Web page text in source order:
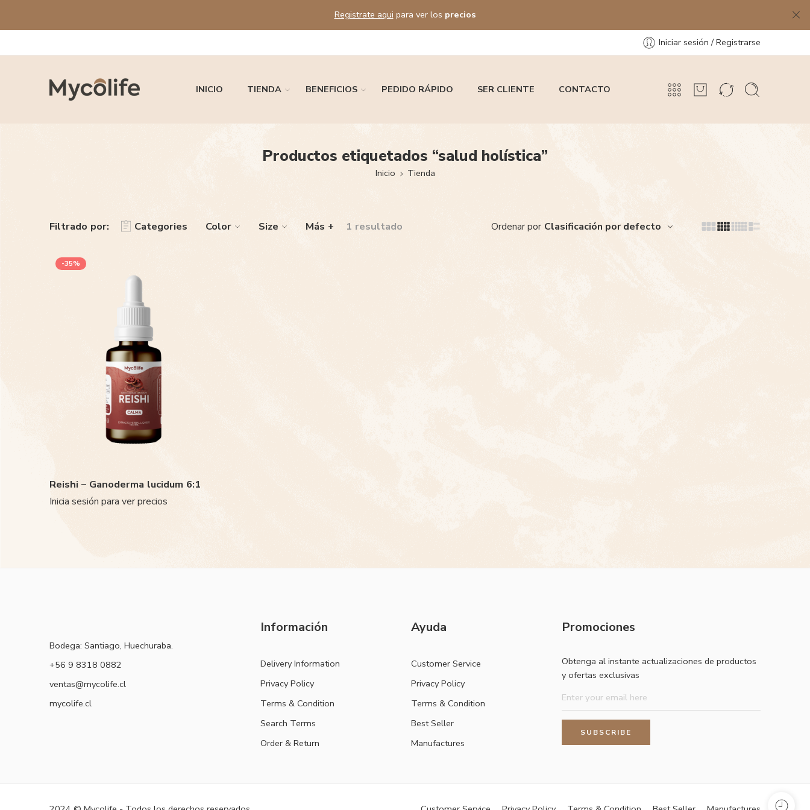
Registrate aqui para ver los precios
Iniciar sesión / Registrarse
INICIO TIENDA BENEFICIOS PEDIDO RÁPIDO SER CLIENTE CONTACTO
Productos etiquetados “salud holística”
Inicio Tienda
Filtrado por: Categories Color Size Más + 1 resultado Ordenar por Clasificación por defecto
-35%
Reishi – Ganoderma lucidum 6:1
Inicia sesión para ver precios
Bodega: Santiago, Huechuraba.
‭+56 9 8318 0882‬
ventas@mycolife.cl
mycolife.cl
Información
Delivery Information
Privacy Policy
Terms & Condition
Search Terms
Order & Return
Ayuda
Customer Service
Privacy Policy
Terms & Condition
Best Seller
Manufactures
Promociones
Obtenga al instante actualizaciones de productos
y ofertas exclusivas